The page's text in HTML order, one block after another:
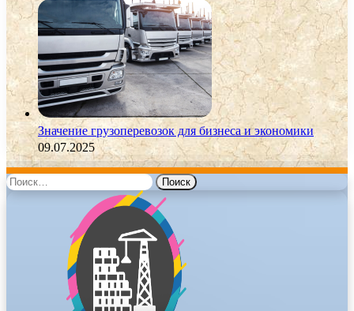
Значение грузоперевозок для бизнеса и экономики
09.07.2025
Найти: